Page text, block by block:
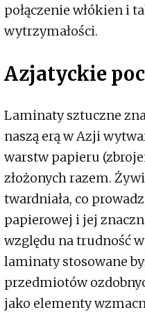
połączenie włókien i
wytrzymałości.
Azjatyckie
Laminaty sztuczne
naszą erą w Azji
warstw papieru
złożonych razem.
twardniała, co
papierowej i jej
względu na trudność
laminaty stosowane
przedmiotów
jako elementy